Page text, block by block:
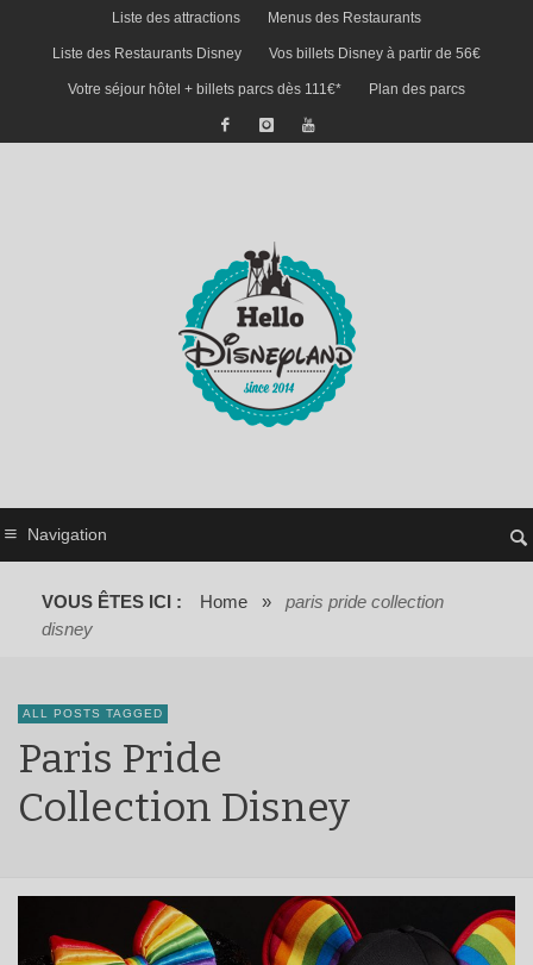
Liste des attractions Menus des Restaurants
Liste des Restaurants Disney Vos billets Disney à partir de 56€
Votre séjour hôtel + billets parcs dès 111€* Plan des parcs
Navigation
VOUS ÊTES ICI : Home »
paris pride collection
disney
ALL POSTS TAGGED
Paris Pride
Collection Disney